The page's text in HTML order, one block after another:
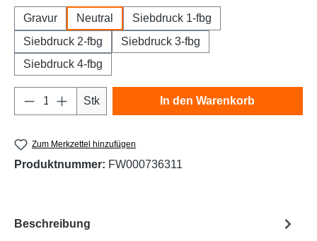
Gravur Neutral
Siebdruck 1-fbg
Siebdruck 2-fbg
Siebdruck 3-fbg
Siebdruck 4-fbg
Produkt Anzahl: Gib den gewünschten
Stk In den Warenkorb
Zum Merkzettel hinzufügen
Produktnummer: FW000736311
Beschreibung
Links unterstreichen Gut lesbare Schrift